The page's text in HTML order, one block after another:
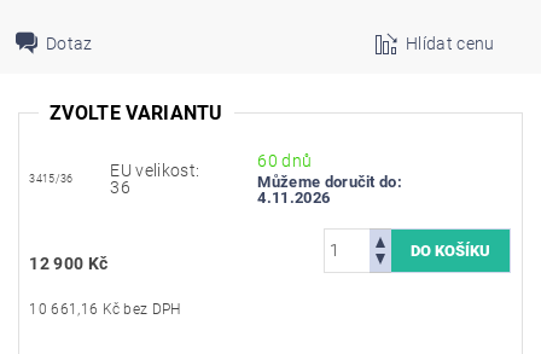
Dotaz Hlídat cenu
ZVOLTE VARIANTU
3415/36
EU velikost:
36
60 dnů
Můžeme doručit do:
4.11.2026
12 900 Kč
10 661,16 Kč bez DPH